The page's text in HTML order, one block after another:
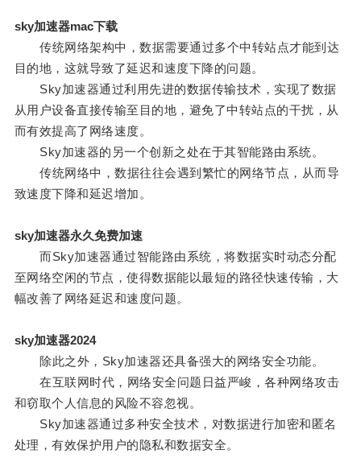
sky加速器mac下载
传统网络架构中，数据需要通过多个中转站点才能到达
目的地，这就导致了延迟和速度下降的问题。
Sky加速器通过利用先进的数据传输技术，实现了数据
从用户设备直接传输至目的地，避免了中转站点的干扰，从
而有效提高了网络速度。
Sky加速器的另一个创新之处在于其智能路由系统。
传统网络中，数据往往会遇到繁忙的网络节点，从而导
致速度下降和延迟增加。
sky加速器永久免费加速
而Sky加速器通过智能路由系统，将数据实时动态分配
至网络空闲的节点，使得数据能以最短的路径快速传输，大
幅改善了网络延迟和速度问题。
sky加速器2024
除此之外，Sky加速器还具备强大的网络安全功能。
在互联网时代，网络安全问题日益严峻，各种网络攻击
和窃取个人信息的风险不容忽视。
Sky加速器通过多种安全技术，对数据进行加密和匿名
处理，有效保护用户的隐私和数据安全。